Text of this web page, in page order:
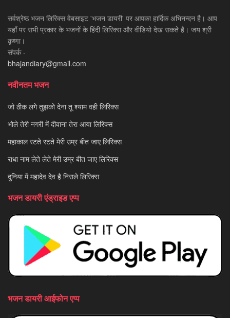
सर्वश्रेष्ठ भजन लिरिक्स वेबसाइट 'भजन डायरी' पर आपका हार्दिक अभिनन्दन है। आप
यहाँ पर सभी प्रकार के भजनों के हिंदी लिरिक्स और वीडियो देख सकते है। जय श्री
कृष्णा।
संपर्क -
bhajandiary@gmail.com
नवीनतम भजन
जो ठीक लगे तुझको देना तू श्याम वही लिरिक्स
भोले तेरी नगरी में दीवाना तेरा आया लिरिक्स
महाकाल रटते रटते मेरी उम्र बीत जाए लिरिक्स
राधा नाम लेते लेते मेरी उम्र बीत जाए लिरिक्स
दुनिया में महादेव देव है निराले लिरिक्स
भजन डायरी एंड्राइड एप्प
भजन डायरी आईफोन एप्प